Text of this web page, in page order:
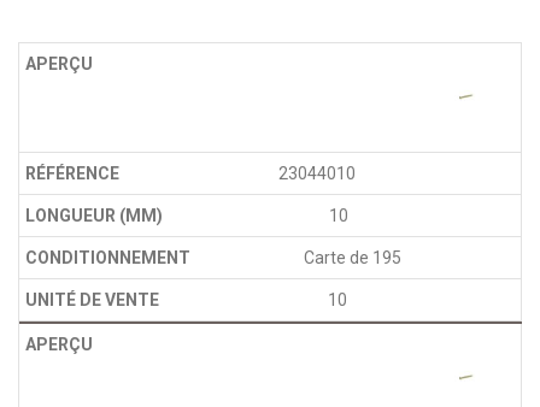
23044010
10
Carte de 195
10